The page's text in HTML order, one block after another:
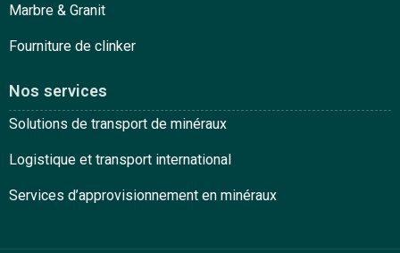
Marbre & Granit
Fourniture de clinker
Nos services
Solutions de transport de minéraux
Logistique et transport international
Services d’approvisionnement en minéraux